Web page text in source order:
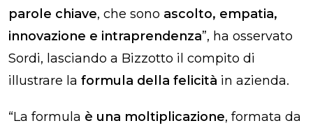
parole chiave, che sono ascolto, empatia,
innovazione e intraprendenza”, ha osservato
Sordi, lasciando a Bizzotto il compito di
illustrare la formula della felicità in azienda.
“La formula è una moltiplicazione, formata da